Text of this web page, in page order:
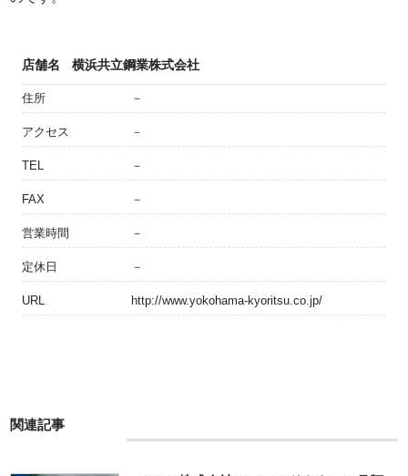
店舗名 横浜共立鋼業株式会社
住所 －
アクセス －
TEL －
FAX －
営業時間 －
定休日 －
URL http://www.yokohama-kyoritsu.co.jp/
関連記事